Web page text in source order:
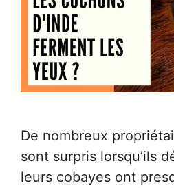
De nombreux
sont surpris lorsqu’ils
leurs cobayes ont